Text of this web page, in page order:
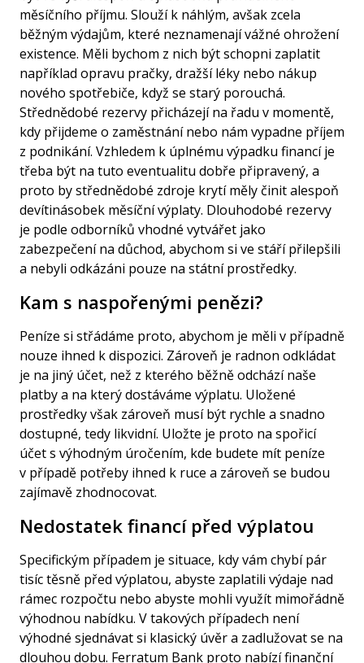
měsíčního příjmu. Slouží k náhlým, avšak zcela
běžným výdajům, které neznamenají vážné ohrožení
existence. Měli bychom z nich být schopni zaplatit
například opravu pračky, dražší léky nebo nákup
nového spotřebiče, když se starý porouchá.
Střednědobé rezervy přicházejí na řadu v momentě,
kdy přijdeme o zaměstnání nebo nám vypadne příjem
z podnikání. Vzhledem k úplnému výpadku financí je
třeba být na tuto eventualitu dobře připravený, a
proto by střednědobé zdroje krytí měly činit alespoň
devítinásobek měsíčnívýplaty. Dlouhodobé rezervy
je podle odborníků vhodné vytvářet jako
zabezpečení na důchod, abychom si ve stáří přilepšili
a nebyli odkázáni pouze na státní prostředky.
Kam s naspořenými penězi?
Peníze si střádáme proto, abychom je měli v případně
nouze ihned k dispozici. Zároveň je radnon odkládat
je na jiný účet, než z kterého běžně odchází naše
platby a na který dostáváme výplatu. Uložené
prostředky však zároveň musí být rychle a snadno
dostupné, tedy likvidní. Uložte je proto na spořicí
účet s výhodným úročením, kde budete mít peníze
v případě potřeby ihned k ruce a zároveň se budou
zajímavě zhodnocovat.
Nedostatek financí před výplatou
Specifickým případem je situace, kdy vám chybí pár
tisíc těsně před výplatou, abyste zaplatili výdaje nad
rámec rozpočtu nebo abyste mohli využít mimořádně
výhodnou nabídku. V takových případech není
výhodné sjednávat si klasický úvěr a zadlužovat se na
dlouhou dobu. Ferratum Bank proto nabízí finanční